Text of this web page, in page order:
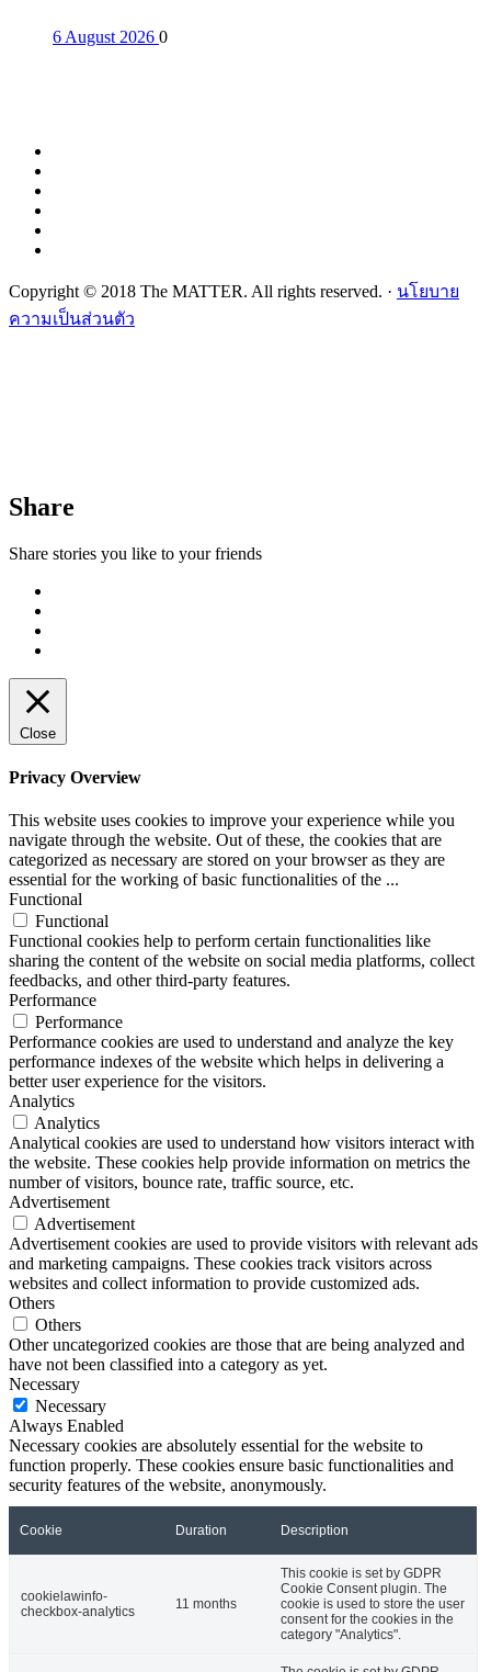
6 August 2026 0
Copyright © 2018 The MATTER. All rights reserved. · นโยบาย
ความเป็นส่วนตัว
Share
Share stories you like to your friends
Close
Privacy Overview
This website uses cookies to improve your experience while you
navigate through the website. Out of these, the cookies that are
categorized as necessary are stored on your browser as they are
essential for the working of basic functionalities of the ...
Functional
Functional
Functional cookies help to perform certain functionalities like
sharing the content of the website on social media platforms, collect
feedbacks, and other third-party features.
Performance
Performance
Performance cookies are used to understand and analyze the key
performance indexes of the website which helps in delivering a
better user experience for the visitors.
Analytics
Analytics
Analytical cookies are used to understand how visitors interact with
the website. These cookies help provide information on metrics the
number of visitors, bounce rate, traffic source, etc.
Advertisement
Advertisement
Advertisement cookies are used to provide visitors with relevant ads
and marketing campaigns. These cookies track visitors across
websites and collect information to provide customized ads.
Others
Others
Other uncategorized cookies are those that are being analyzed and
have not been classified into a category as yet.
Necessary
Necessary
Always Enabled
Necessary cookies are absolutely essential for the website to
function properly. These cookies ensure basic functionalities and
security features of the website, anonymously.
Cookie Duration Description
cookielawinfo-
checkbox-analytics
11 months
This cookie is set by GDPR
Cookie Consent plugin. The
cookie is used to store the user
consent for the cookies in the
category "Analytics".